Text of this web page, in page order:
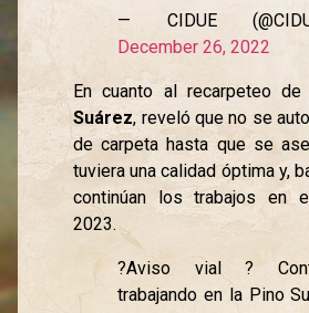
— CIDUE
December 26, 2022
En cuanto al recarpeteo de
Suárez, reveló que no se
de carpeta hasta que se
tuviera una calidad óptima y,
continúan los trabajos en
2023.
?Aviso vial ?
trabajando en la Pino